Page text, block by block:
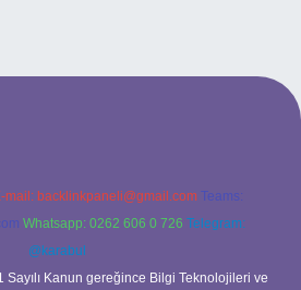
mail: backlinkpaneli@gmail.com Teams:
Whatsapp: 0262 606 0 726 Telegram:
@karabul
Sayılı Kanun gereğince Bilgi Teknolojileri ve